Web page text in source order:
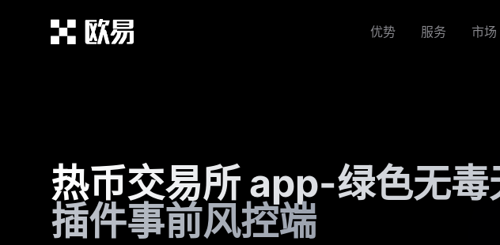
优势 服务 市场
热币交易所 app-绿色无毒
插件事前风控端